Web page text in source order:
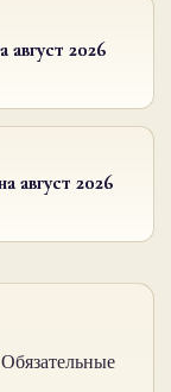
2026
август 2026
Обязательные